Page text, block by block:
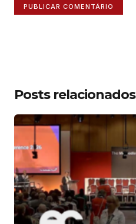
Posts relacionados